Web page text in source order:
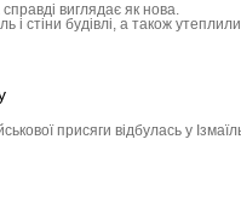
виглядає як нова.
і стіни будівлі, а також
присяги відбулась у